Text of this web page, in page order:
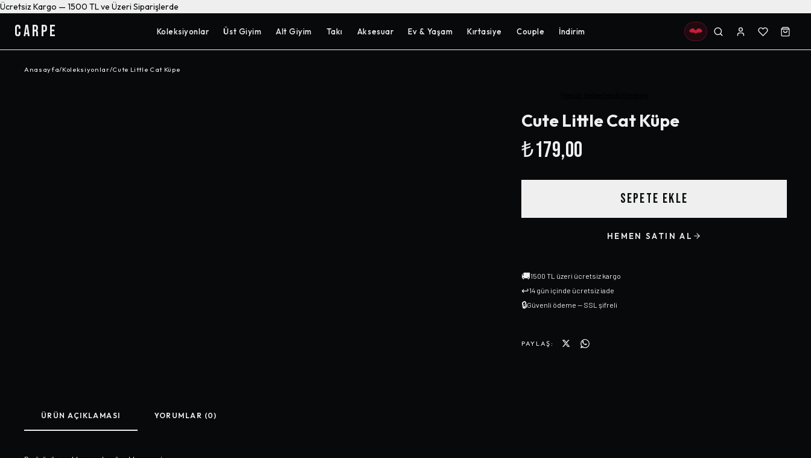
Ücretsiz Kargo — 1500 TL ve Üzeri Siparişlerde
CARPE Koleksiyonlar Üst Giyim Alt Giyim Takı Aksesuar Ev & Yaşam Kırtasiye Couple İndirim
Anasayfa/Koleksiyonlar/Cute Little Cat Küpe
Cute Little Cat Küpe
₺179,00
SEPETE EKLE
HEMEN SATIN AL
🚚1500 TL üzeri ücretsiz kargo
↩14 gün içinde ücretsiz iade
🔒Güvenli ödeme — SSL şifreli
PAYLAŞ:
ÜRÜN AÇIKLAMASI YORUMLAR (0)